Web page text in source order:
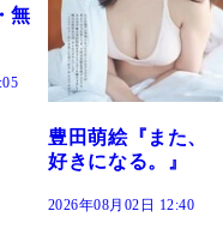
斎藤恭代
『BOUND』
2026年08月02日 12:35